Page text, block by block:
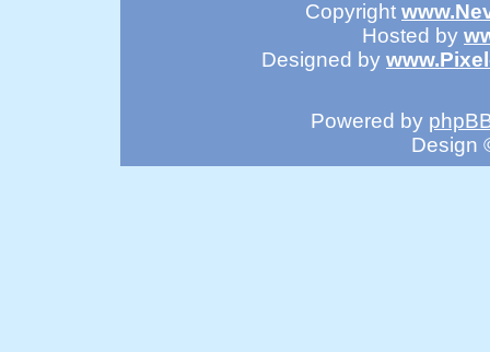
Copyright
Hosted by
Designed by
Powered by
Design